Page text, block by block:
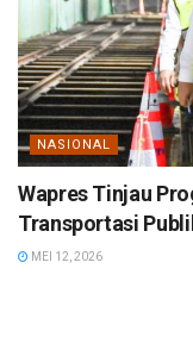
NASIONAL
Wapres Tinjau
Transportasi
MEI 12, 2026